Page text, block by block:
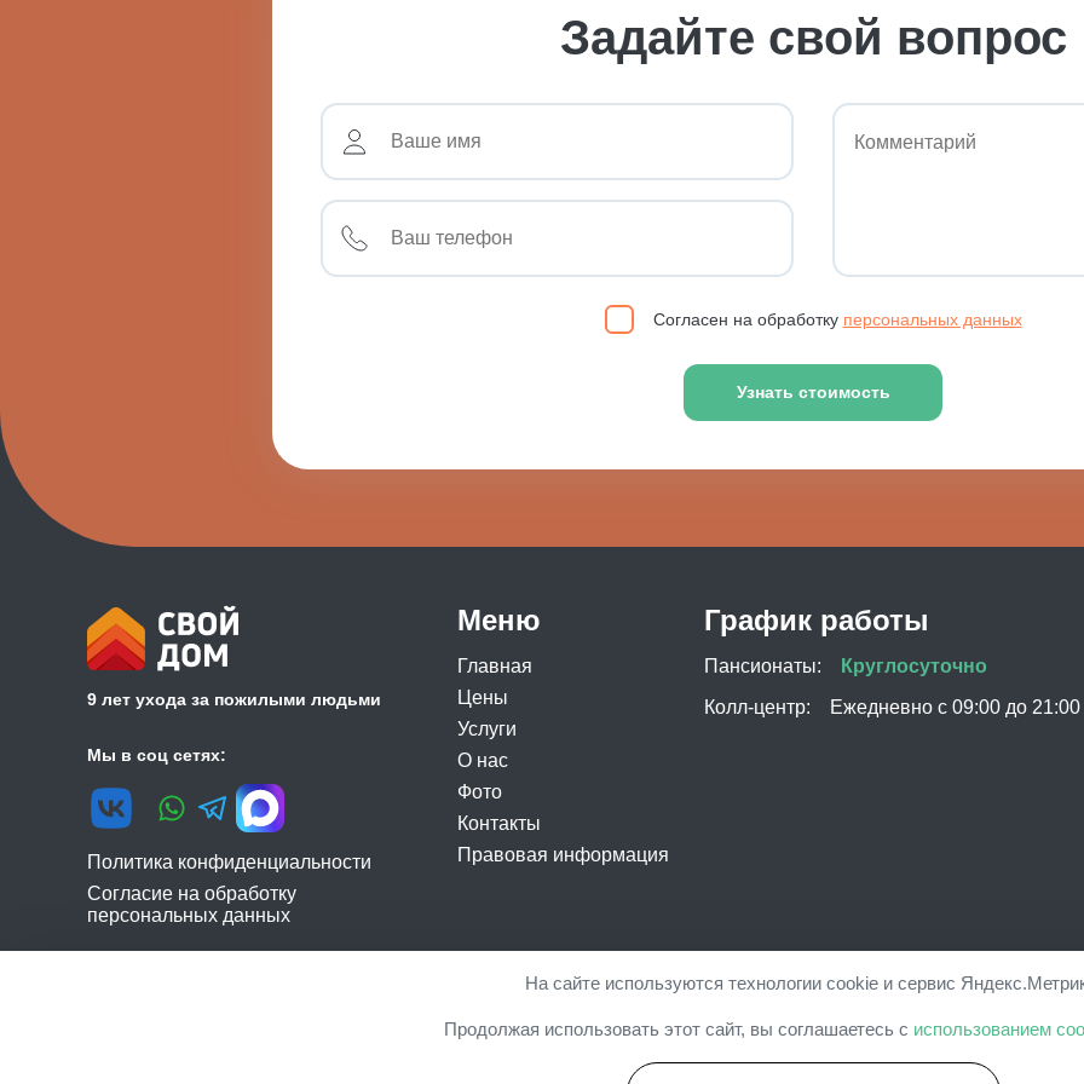
цианоз (изменение цвета тканей тела на синеватый из-за уменьшения количества кислорода).
утрата способности к самообслуживанию, неспособность о себе позаботиться.
беспричинное изменение пристрастий и привычек.
Если вы заметили у близкого подобную симптоматику, необходимо проконсультироваться с
Задайте свой вопрос
Согласен на обработку персональных данных
Узнать стоимость
9 лет ухода за пожилыми людьми
Мы в соц сетях:
Политика конфиденциальности
Согласие на обработку
персональных данных
Меню
Главная
Цены
Услуги
О нас
Фото
Контакты
Правовая информация
График работы
Пансионаты:
Круглосуточно
Колл-центр:
Ежедневно с 09:00 до 21:00
На сайте используются технологии cookie и сервис
Продолжая использовать этот сайт, вы соглашаетесь с использованием